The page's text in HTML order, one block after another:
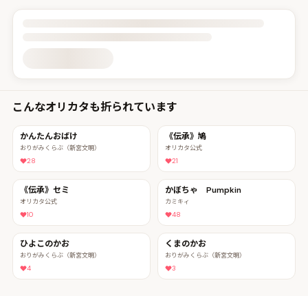
投稿詳細を読み込んでいます
こんなオリカタも折られています
かんたんおばけ
おりがみくらぶ（新宮文明）
28
《伝承》鳩
オリカタ公式
21
《伝承》セミ
オリカタ公式
10
かぼちゃ Pumpkin
カミキィ
48
ひよこのかお
おりがみくらぶ（新宮文明）
4
くまのかお
おりがみくらぶ（新宮文明）
3